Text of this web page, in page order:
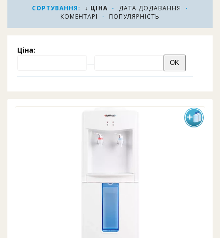
категории предварительно выбрав для своих
потребностей в дом или офис. Недорогие кулеры
воды настольные и напольные считаются с
нагреву и охлаждению. Например варианты
кулеров без нагрева и охлаждения, без
одну категорию для вашего удобства подобрать
самый дешевый куллер с официальной гарантией
и подарками в виде бутилированной воды и
первой чистке бесплатно. Диапазон цены на
относительно недорогих - 4000грн. Всё что выше,
это уже компрессорные кулера, с нижними
кулера и функциональность также
СОРТУВАННЯ: ↓ ЦІНА · ДАТА ДОДАВАННЯ
·
КОМЕНТАРІ
· ПОПУЛЯРНІСТЬ
Ціна: